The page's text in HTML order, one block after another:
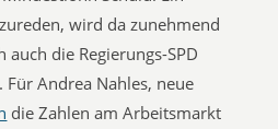
wird da zunehmend
die Regierungs-SPD
Andrea Nahles, neue
die Zahlen am Arbeitsmarkt